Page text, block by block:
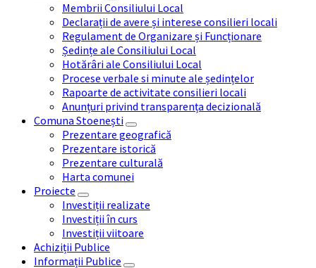
Membrii Consiliului Local
Declarații de avere și interese consilieri locali
Regulament de Organizare și Funcționare
Ședințe ale Consiliului Local
Hotărâri ale Consiliului Local
Procese verbale si minute ale ședințelor
Rapoarte de activitate consilieri locali
Anunțuri privind transparența decizională
Comuna Stoenești
Prezentare geografică
Prezentare istorică
Prezentare culturală
Harta comunei
Proiecte
Investiții realizate
Investiții în curs
Investiții viitoare
Achiziții Publice
Informații Publice